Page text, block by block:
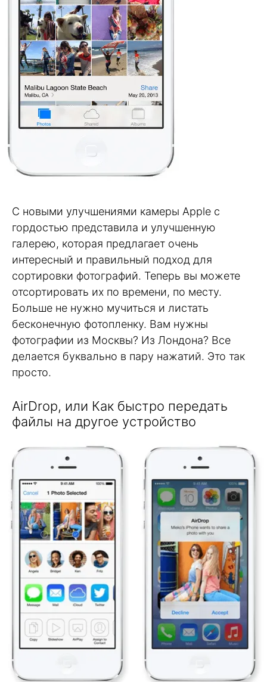
С новыми улучшениями камеры Apple с
гордостью представила и улучшенную
галерею, которая предлагает очень
интересный и правильный подход для
сортировки фотографий. Теперь вы можете
отсортировать их по времени, по месту.
Больше не нужно мучиться и листать
бесконечную фотопленку. Вам нужны
фотографии из Москвы? Из Лондона? Все
делается буквально в пару нажатий. Это так
просто.
AirDrop, или Как быстро передать
файлы на другое устройство